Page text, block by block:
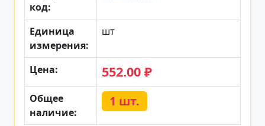
код:
Единица
измерения:
шт
Цена: 552.00 ₽
Общее
наличие:
1 шт.